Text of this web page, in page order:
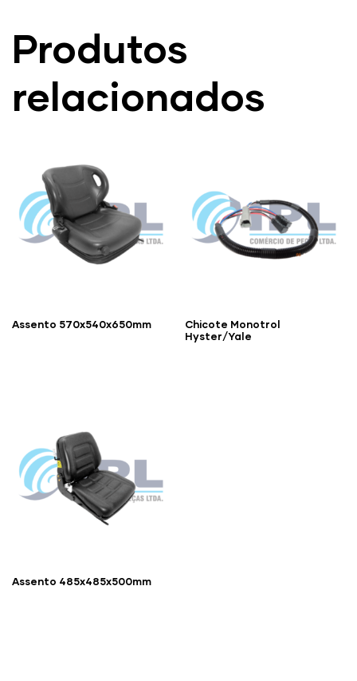
Produtos
relacionados
Assento 570x540x650mm
Chicote Monotrol
Hyster/Yale
Assento 485x485x500mm